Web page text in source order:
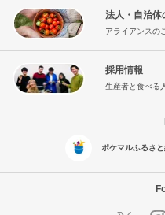
法人・自治体
アライアンスの
採用情報
生産者と食べる
ポケマルふるさ